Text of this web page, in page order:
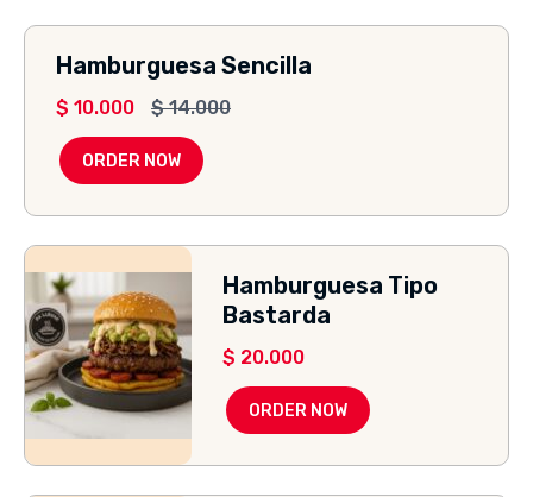
Hamburguesa Sencilla
$ 10.000 $14.000
ORDER NOW
Hamburguesa Tipo
Bastarda
$ 20.000
ORDER NOW